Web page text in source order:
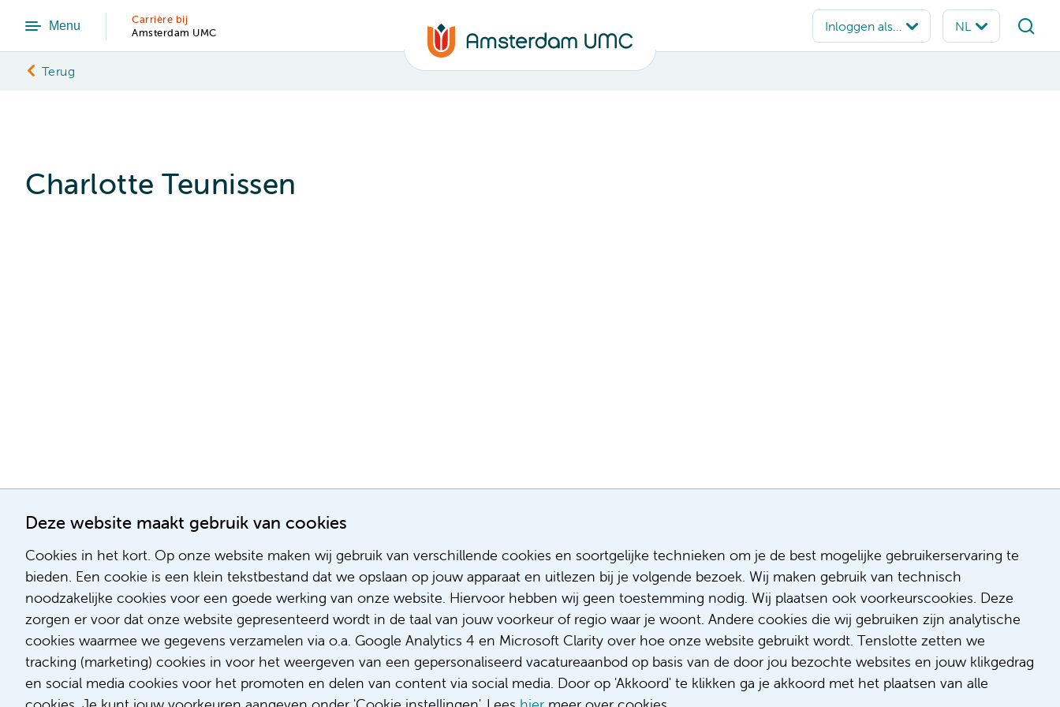
Deze website maakt gebruik van cookies
Cookies in het kort. Op onze website maken wij gebruik van verschillende cookies en soortgelijke technieken om je de best mogelijke gebruikerservaring te
bieden. Een cookie is een klein tekstbestand dat we opslaan op jouw apparaat en uitlezen bij je volgende bezoek. Wij maken gebruik van technisch
noodzakelijke cookies voor een goede werking van onze website. Hiervoor hebben wij geen toestemming nodig. Wij plaatsen ook voorkeurscookies. Deze
zorgen er voor dat onze website gepresenteerd wordt in de taal van jouw voorkeur of regio waar je woont. Andere cookies die wij gebruiken zijn analytische
cookies waarmee we gegevens verzamelen via o.a. Google Analytics 4 en Microsoft Clarity over hoe onze website gebruikt wordt. Tenslotte zetten we
tracking (marketing) cookies in voor het weergeven van een gepersonaliseerd vacatureaanbod op basis van de door jou bezochte websites en jouw klikgedrag
en social media cookies voor het promoten en delen van content via social media. Door op 'Akkoord' te klikken ga je akkoord met het plaatsen van alle
Menu
Carrière bij
Amsterdam UMC
Terug
Charlotte Teunissen
Meest recente vacatures
Assistent infectiepreventie
Facilitair Coördinator
Adviseur (patiënten)voeding met een
focus op duurzame voeding
Fellow abdominale radiologie
Meer
Solliciteren
Over ons
Diversiteit & inclusie
Gedragscode
Klacht/feedback
Compliment/suggestie